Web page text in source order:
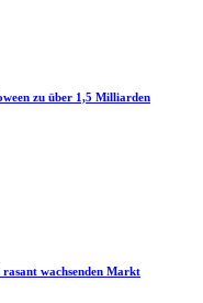
zu über 1,5 Milliarden
wachsenden Markt